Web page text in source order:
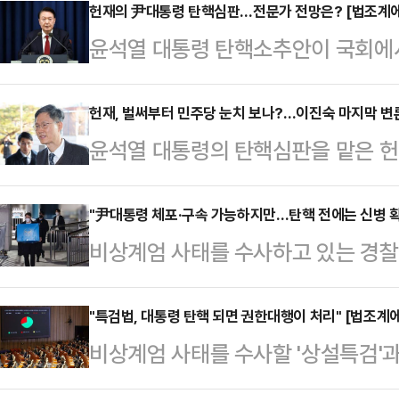
월 법원 정기 인사가 얼마 안 남은
한 재판부가 부담을 느껴 기피 신청
은 특히, 재판이 2~3개월 뒤에 재
뀔 수 있고, 대선 출마를 염두에 둔
은 상당 기간 장기화될 수밖에 없다
지법 형사…
헌재의 尹대통령 탄핵심판…전문가 전망은? [법조
윤석열 대통령 탄핵소추안이 국회
이 주목된다. 법조계에선 윤 대통령
결사의 자유를 제한했다는 점에서
특히 몇 달 뒤에도 국민 여론이 탄
것이라고 전망했다.반면, 일각에서
이고 윤 대통령과 관계자들의 진술
전까진 결론 내리기 쉽지 않을 것이
목적으로 행해진 것…
헌재, 벌써부터 민주당 눈치 보나?…이진숙 마지막
윤석열 대통령의 탄핵심판을 맡은
차는 원래대로 진행하면서 오는 24
사건만 연기될 수 있다고 밝혀 논란
직무가 정지되고 파행이 이어지고
않게 중요한데, 헌재가 이런 결정을
있다는 의구심을 낳을 수밖에 없다
사건은 접수 후 최대 180일 이내에
이 위원장 사건은 …
"尹대통령 체포·구속 가능하지만…탄핵 전에는 신
비상계엄 사태를 수사하고 있는 경
하고 있다. 법조계에선 대통령실 경
수색은 막았지만 체포나 구속영장
공무집행방해죄로 체포될 수 있다
무정지가 안 된 현직 대통령에 대한
"특검법, 대통령 탄핵 되면 권한대행이 처리" [법조
비상계엄 사태를 수사할 '상설특검'
통과됐지만 실효성을 두고 의문이